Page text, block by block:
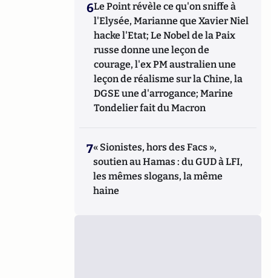
6Le Point révèle ce qu'on sniffe à
l'Elysée, Marianne que Xavier Niel
hacke l'Etat; Le Nobel de la Paix
russe donne une leçon de
courage, l'ex PM australien une
leçon de réalisme sur la Chine, la
DGSE une d'arrogance; Marine
Tondelier fait du Macron
7« Sionistes, hors des Facs »,
soutien au Hamas : du GUD à LFI,
les mêmes slogans, la même
haine